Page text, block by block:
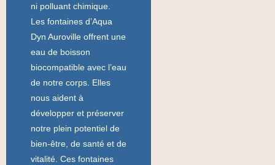
ni polluant chimique.
Les fontaines d’Aqua
Dyn Auroville offrent une
eau de boisson
biocompatible avec l’eau
de notre corps. Elles
nous aident à
développer et préserver
notre plein potentiel de
bien-être, de santé et de
vitalité. Ces fontaines